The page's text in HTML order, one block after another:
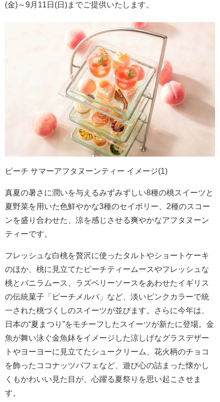
(金)～9月11日(日)までご提供いたします。
ピーチ サマーアフタヌーンティー イメージ(1)
真夏の暑さに潤いを与えるみずみずしい8種の桃スイーツと
夏野菜を用いた色鮮やかな3種のセイボリー、2種のスコー
ンを盛り合わせた、涼を感じさせる爽やかなアフタヌーン
ティーです。
フレッシュな白桃を贅沢に使ったタルトやショートケーキ
のほか、桃に見立てたピーチティームースやフレッシュな
桃とバニラムース、ラズベリーソースをあわせたイギリス
の伝統菓子「ピーチメルバ」など、淡いピンクカラーで統
一された桃づくしのスイーツが並びます。さらに今年は、
日本の“夏まつり”をモチーフしたスイーツが新たに登場。金
魚が舞い泳ぐ金魚鉢をイメージした涼しげなグラスデザー
トやヨーヨーに見立てたシュークリーム、花火柄のチョコ
を飾ったココナッツパフェなど、遊び心の詰まった懐かし
くもかわいい見た目が、心躍る夏祭りを思い起こさせま
す。